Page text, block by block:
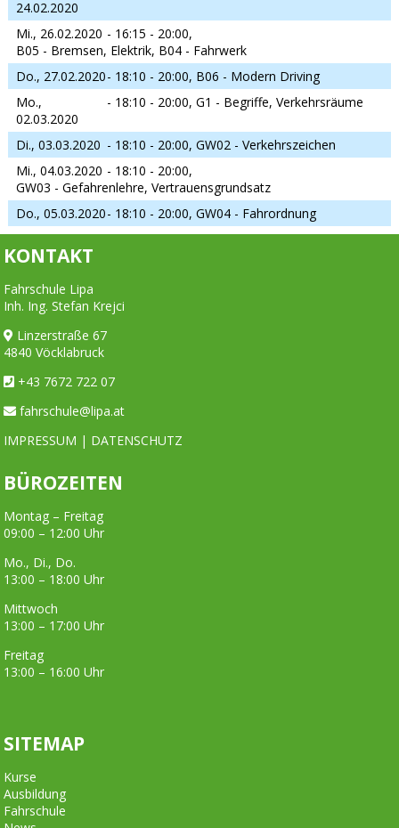
24.02.2020
Mi., 26.02.2020 - 16:15 - 20:00,
B05 - Bremsen, Elektrik, B04 - Fahrwerk
Do., 27.02.2020- 18:10 - 20:00, B06 - Modern Driving
Mo.,
02.03.2020
- 18:10 - 20:00, G1 - Begriffe, Verkehrsräume
Di., 03.03.2020 - 18:10 - 20:00, GW02 - Verkehrszeichen
Mi., 04.03.2020 - 18:10 - 20:00,
GW03 - Gefahrenlehre, Vertrauensgrundsatz
Do., 05.03.2020- 18:10 - 20:00, GW04 - Fahrordnung
KONTAKT
Fahrschule Lipa
Inh. Ing. Stefan Krejci
Linzerstraße 67
4840 Vöcklabruck
+43 7672 722 07
fahrschule@lipa.at
IMPRESSUM | DATENSCHUTZ
BÜROZEITEN
Montag – Freitag
09:00 – 12:00 Uhr
Mo., Di., Do.
13:00 – 18:00 Uhr
Mittwoch
13:00 – 17:00 Uhr
Freitag
13:00 – 16:00 Uhr
SITEMAP
Kurse
Ausbildung
Fahrschule